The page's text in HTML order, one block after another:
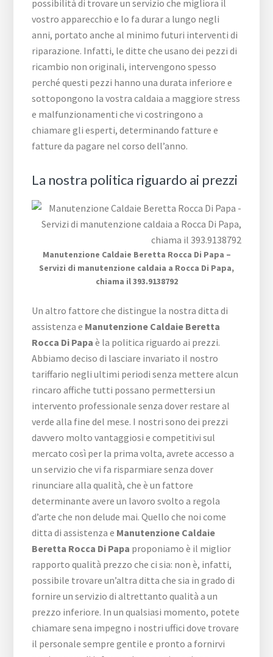
possibilità di trovare un servizio che migliora il
vostro apparecchio e lo fa durar a lungo negli
anni, portato anche al minimo futuri interventi di
riparazione. Infatti, le ditte che usano dei pezzi di
ricambio non originali, intervengono spesso
perché questi pezzi hanno una durata inferiore e
sottopongono la vostra caldaia a maggiore stress
e malfunzionamenti che vi costringono a
chiamare gli esperti, determinando fatture e
fatture da pagare nel corso dell’anno.
La nostra politica riguardo ai prezzi
Manutenzione Caldaie Beretta Rocca Di Papa –
Servizi di manutenzione caldaia a Rocca Di Papa,
chiama il 393.9138792
Un altro fattore che distingue la nostra ditta di
assistenza e Manutenzione Caldaie Beretta
Rocca Di Papa è la politica riguardo ai prezzi.
Abbiamo deciso di lasciare invariato il nostro
tariffario negli ultimi periodi senza mettere alcun
rincaro affiche tutti possano permettersi un
intervento professionale senza dover restare al
verde alla fine del mese. I nostri sono dei prezzi
davvero molto vantaggiosi e competitivi sul
mercato così per la prima volta, avrete accesso a
un servizio che vi fa risparmiare senza dover
rinunciare alla qualità, che è un fattore
determinante avere un lavoro svolto a regola
d’arte che non delude mai. Quello che noi come
ditta di assistenza e Manutenzione Caldaie
Beretta Rocca Di Papa proponiamo è il miglior
rapporto qualità prezzo che ci sia: non è, infatti,
possibile trovare un’altra ditta che sia in grado di
fornire un servizio di altrettanto qualità a un
prezzo inferiore. In un qualsiasi momento, potete
chiamare sena impegno i nostri uffici dove trovare
il personale sempre gentile e pronto a fornirvi